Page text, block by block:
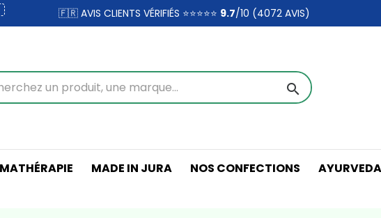
🇫🇷 AVIS CLIENTS VÉRIFIÉS ⭐⭐⭐⭐⭐ 9.7/10 (4072 AVIS)
search
MADE IN JURA NOS CONFECTIONS AYURVEDA